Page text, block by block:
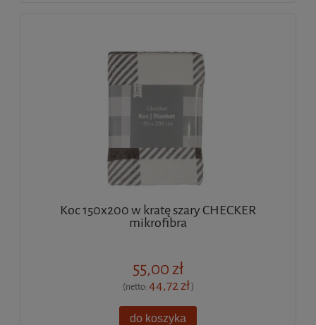
Koc 150x200 w kratę szary CHECKER
mikrofibra
55,00 zł
(netto:44,72 zł)
do koszyka